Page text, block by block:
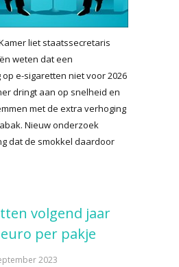
liet staatssecretaris
weten dat een
e-sigaretten niet voor 2026
dringt aan op snelheid en
met de extra verhoging
Nieuw onderzoek
dat de smokkel daardoor
volgend jaar
per pakje
2023